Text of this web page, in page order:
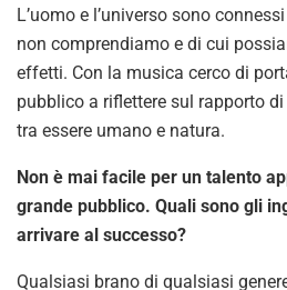
L’uomo e l’universo sono
non comprendiamo e di cui
effetti. Con la musica cerco di
pubblico a riflettere sul rapporto
tra essere umano e natura.
Non è mai facile per un talento
grande pubblico. Quali sono gli
arrivare al successo?
Qualsiasi brano di qualsiasi